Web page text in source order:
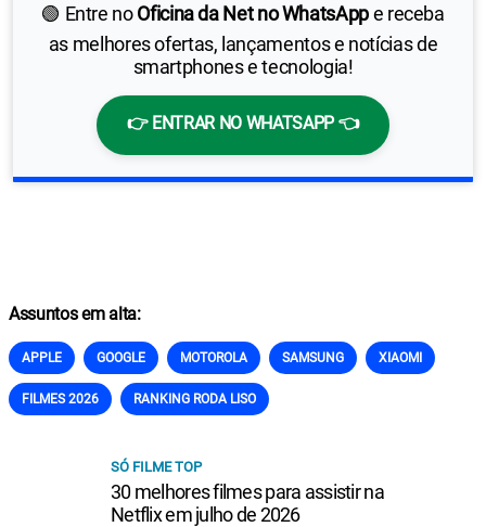
🟢 Entre noOficina da Net no WhatsAppe receba
as melhores ofertas, lançamentos e notícias de
smartphones e tecnologia!
👉 ENTRAR NO WHATSAPP 👈
Assuntos em alta:
APPLE GOOGLE MOTOROLA SAMSUNG XIAOMI
FILMES 2026 RANKING RODA LISO
SÓ FILME TOP
30 melhores filmes para assistir na
Netflix em julho de 2026